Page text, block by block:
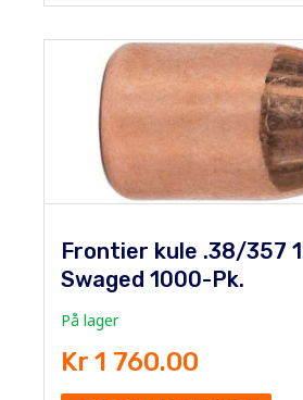
Frontier kule .38/357
Swaged 1000-Pk.
På lager
Kr 1 760.00